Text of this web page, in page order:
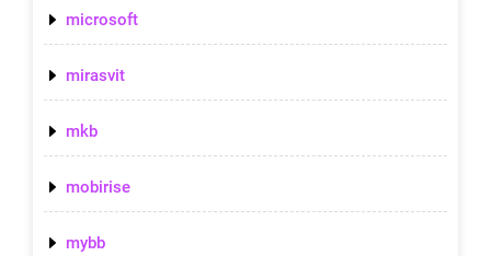
microsoft
mirasvit
mkb
mobirise
mybb